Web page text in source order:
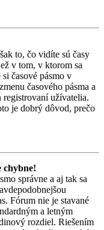
to, čo vidíte sú časy
v tom, v ktorom sa
časové pásmo v
časového pásma a
registrovaní užívatelia.
je dobrý dôvod, prečo
chybne!
správne a aj tak sa
Fórum nie je stavané
a letným
rozdiel. Riešením